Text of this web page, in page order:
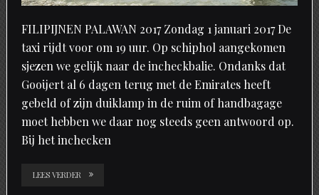
FILIPIJNEN PALAWAN 2017 Zondag 1 januari 2017 De
taxi rijdt voor om 19 uur. Op schiphol aangekomen
sjezen we gelijk naar de incheckbalie. Ondanks dat
Gooijert al 6 dagen terug met de Emirates heeft
gebeld of zijn duiklamp in de ruim of handbagage
moet hebben we daar nog steeds geen antwoord op.
Bij het inchecken
LEES VERDER